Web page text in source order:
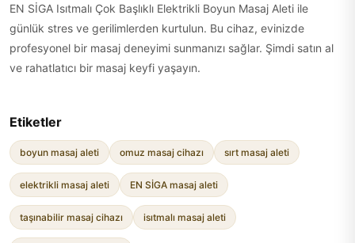
EN SİGA Isıtmalı Çok Başlıklı Elektrikli Boyun Masaj Aleti ile
günlük stres ve gerilimlerden kurtulun. Bu cihaz, evinizde
profesyonel bir masaj deneyimi sunmanızı sağlar. Şimdi satın al
ve rahatlatıcı bir masaj keyfi yaşayın.
Etiketler
boyun masaj aleti omuz masaj cihazı sırt masaj aleti
elektrikli masaj aleti EN SİGA masaj aleti
taşınabilir masaj cihazı isıtmalı masaj aleti